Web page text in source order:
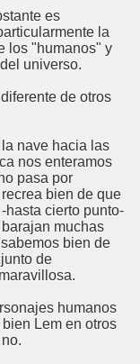
es
la
los "humanos" y
universo.
de otros
nave hacia las
nos enteramos
pasa por
bien de que
hasta cierto punto-
muchas
bien de
de
humanos
Lem en otros